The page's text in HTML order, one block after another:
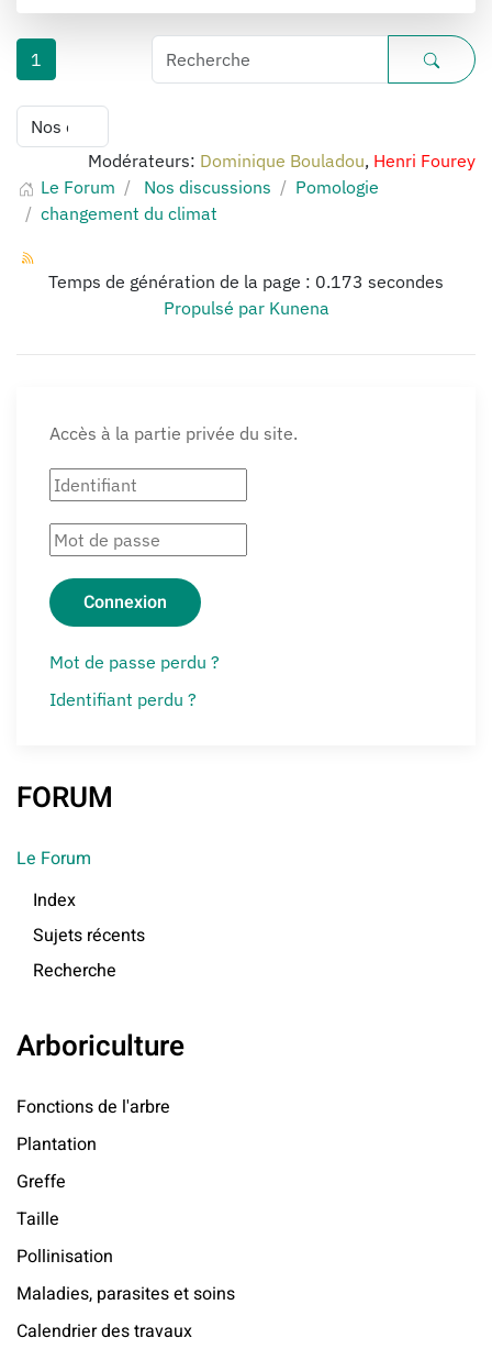
1
Modérateurs: Dominique Bouladou, Henri Fourey
Le Forum
Nos discussions
Pomologie
changement du climat
Temps de génération de la page : 0.173 secondes
Propulsé par Kunena
Accès à la partie privée du site.
Connexion
Mot de passe perdu ?
Identifiant perdu ?
FORUM
Le Forum
Index
Sujets récents
Recherche
Arboriculture
Fonctions de l'arbre
Plantation
Greffe
Taille
Pollinisation
Maladies, parasites et soins
Calendrier des travaux